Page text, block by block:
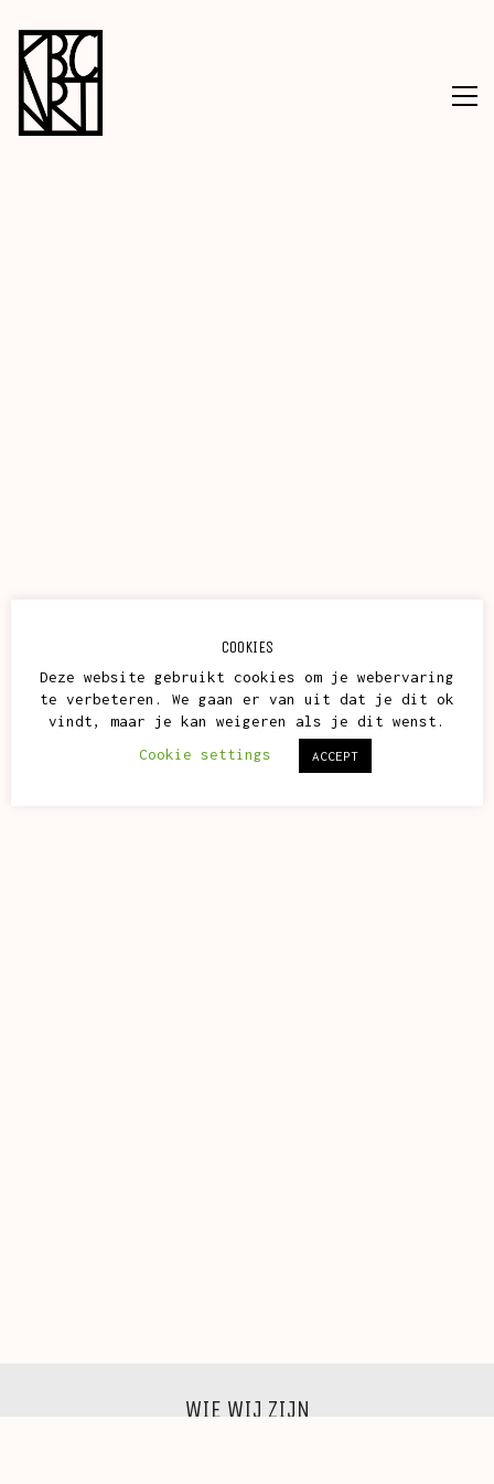
WIE WIJ ZIJN
COOKIES
Deze website gebruikt cookies om je webervaring
te verbeteren. We gaan er van uit dat je dit ok
vindt, maar je kan weigeren als je dit wenst.
Cookie settings
ACCEPT